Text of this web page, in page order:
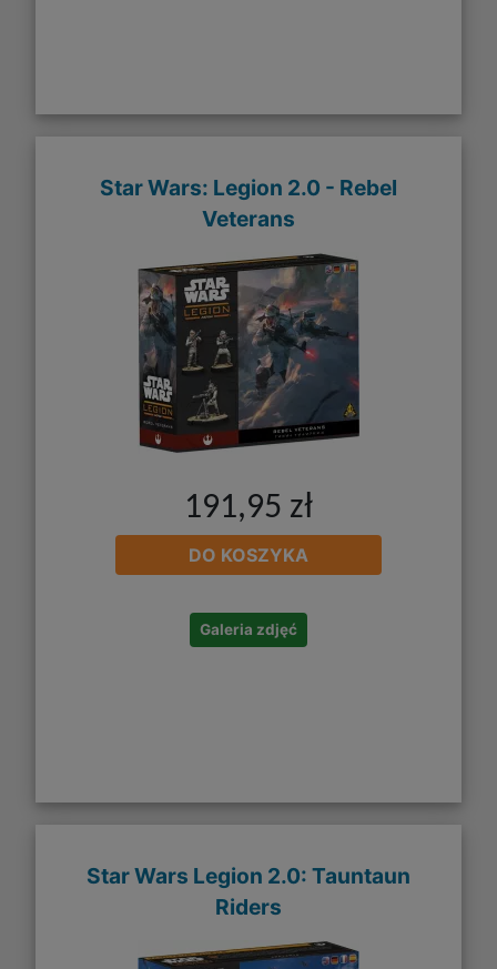
Star Wars: Legion 2.0 - Rebel
Veterans
191,95 zł
DO KOSZYKA
Galeria zdjęć
Star Wars Legion 2.0: Tauntaun
Riders